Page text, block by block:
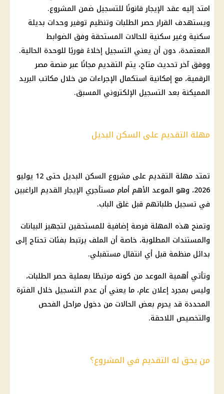
امتد إليه عقد الإيجار قانونًا للتسجيل ضمن المشروع.
ويستهدف القرار حصر الطلبات وتنظيم توفير وحدات بديلة
سكنية وغير سكنية للحالات المستحقة وفق الضوابط
المعتمدة، دون أن يعني التسجيل إخلاءً فوريًا للوحدة الحالية.
ووفق آخر تحديث متاح، يتم التقديم مجانًا عبر منصة مصر
الرقمية، مع إمكانية استكمال الإجراءات من خلال مكاتب البريد
المميكنة بعد التسجيل الإلكتروني المسبق.
مهلة التقديم على السكن البديل
تمتد مهلة التقديم على مشروع السكن البديل حتى 12 يوليو
2026، وهو الموعد الأهم أمام مستأجري الإيجار القديم الراغبين
في تسجيل طلباتهم قبل غلق الباب.
وتمنح هذه المهلة فرصة إضافية للمستحقين لتجهيز البيانات
والمستندات المطلوبة، خاصة أن الملف يرتبط بفئات تحتاج إلى
بدائل منظمة قبل أي انتقال مستقبلي.
وتأتي أهمية الموعد من كونه مرتبطًا بعملية حصر الطلبات،
وليس بمجرد إعلان عام، ما يعني أن عدم التسجيل خلال الفترة
المحددة قد يحرم بعض الحالات من دخول مراحل الفحص
والتخصيص اللاحقة.
من يحق له التقديم في المشروع؟